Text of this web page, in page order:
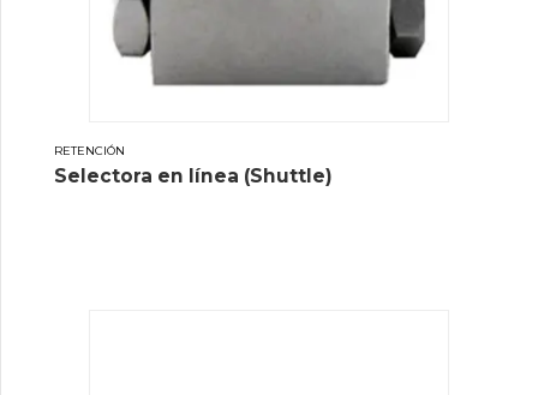
RETENCIÓN
Selectora en línea (Shuttle)